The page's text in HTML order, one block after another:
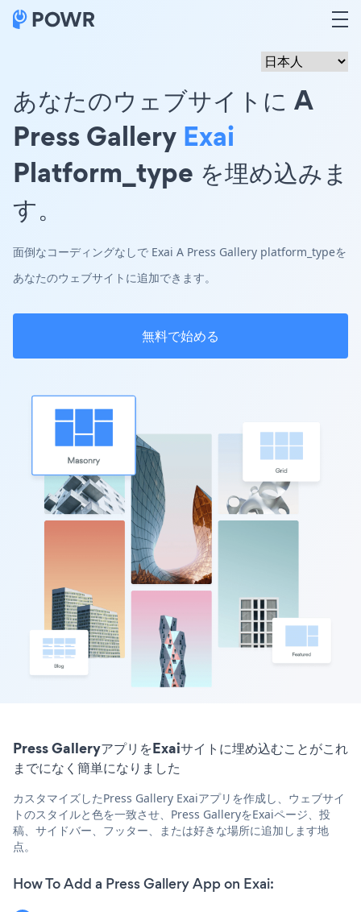
あなたのウェブサイトに A
Press Gallery Exai
Platform_type を埋め込みま
す。
面倒なコーディングなしで Exai A Press Gallery platform_typeを
あなたのウェブサイトに追加できます。
無料で始める
Press GalleryアプリをExaiサイトに埋め込むことがこれ
までになく簡単になりました
カスタマイズしたPress Gallery Exaiアプリを作成し、ウェブサイ
トのスタイルと色を一致させ、Press GalleryをExaiページ、投
稿、サイドバー、フッター、または好きな場所に追加します地
点。
How To Add a Press Gallery App on Exai: